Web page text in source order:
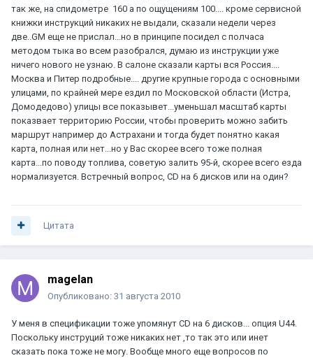
так же, на спидометре 160 а по ощущениям 100.... кроме сервисной
книжки инструкций никаких не выдали, сказали недели через
две..GM еще не прислал...но в принципе посидел с полчаса
методом тыка во всем разобрался, думаю из инструкции уже
ничего нового не узнаю. В салоне сказали карты вся Россия....
Москва и Питер подробные.... другие крупные города с основными
улицами, по крайней мере ездил по Московской области (Истра,
Домодедово) улицы все показывет...уменьшал масштаб карты
показвает территорию России, чтобы проверить можно забить
маршрут например до Астрахани и тогда будет понятно какая
карта, полная или нет...но у Вас скорее всего тоже полная
карта...по поводу топлива, советую залить 95-й, скорее всего езда
нормализуется. Встречный вопрос, CD на 6 дисков или на один?
Цитата
magelan
Опубликовано: 31 августа 2010
У меня в спецификации тоже упомянут CD на 6 дисков... опция U44.
Поскольку инструций тоже никаких нет ,то так это или инет
сказать пока тоже не могу. Вообще много еще вопросов по